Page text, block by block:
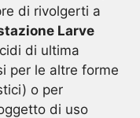
di rivolgerti a
Larve
di ultima
per le altre forme
o per
di uso